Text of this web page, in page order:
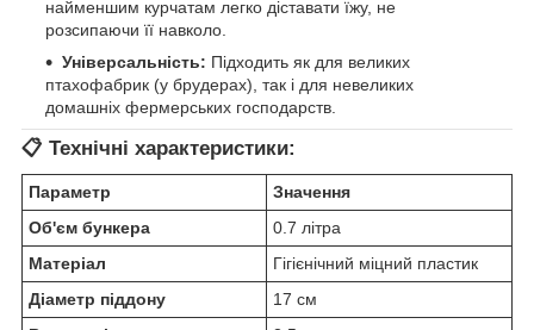
найменшим курчатам легко діставати їжу, не
розсипаючи її навколо.
Універсальність: Підходить як для великих
птахофабрик (у брудерах), так і для невеликих
домашніх фермерських господарств.
📋 Технічні характеристики:
Параметр
Значення
Об'єм бункера
0.7 літра
Матеріал
Гігієнічний міцний пластик
Діаметр піддону
17 см